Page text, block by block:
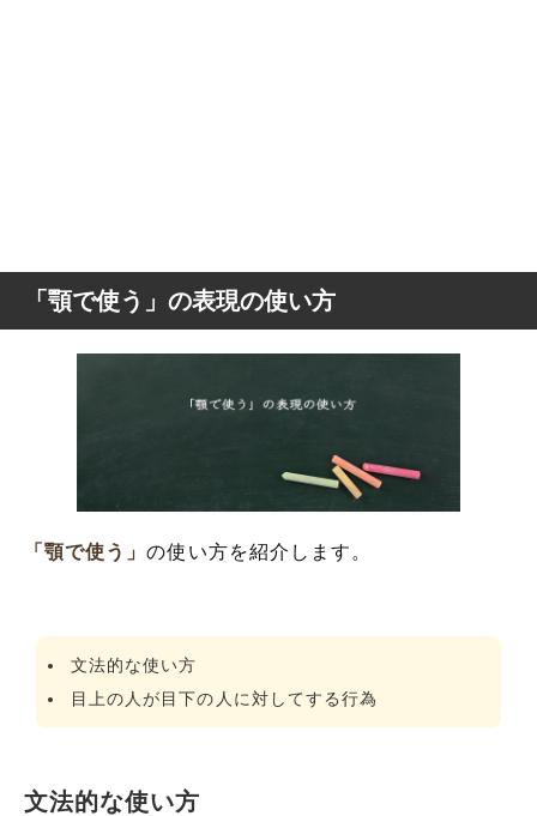
「顎で使う」の表現の使い方
「顎で使う」の使い方を紹介します。
文法的な使い方
目上の人が目下の人に対してする行為
文法的な使い方